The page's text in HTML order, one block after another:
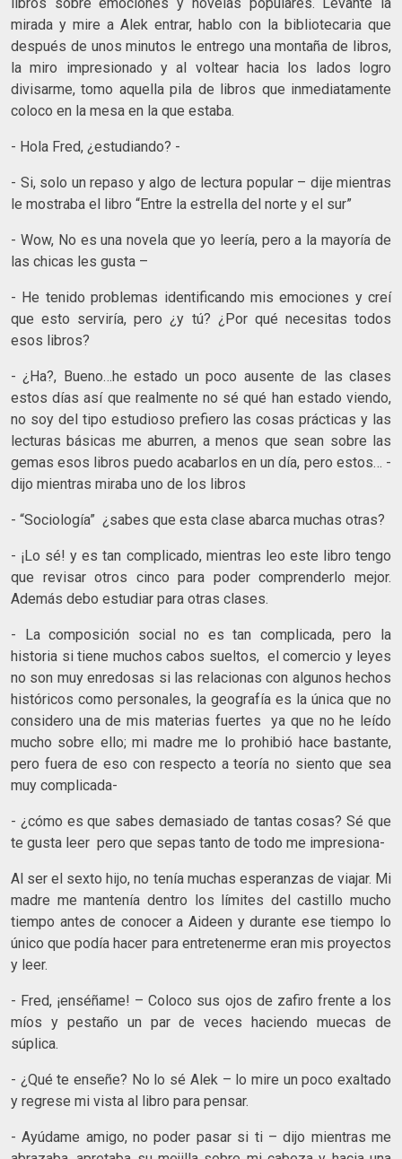
mirada y mire a Alek entrar, hablo con la bibliotecaria que
después de unos minutos le entrego una montaña de libros,
la miro impresionado y al voltear hacia los lados logro
divisarme, tomo aquella pila de libros que inmediatamente
coloco en la mesa en la que estaba.
- Hola Fred, ¿estudiando? -
- Si, solo un repaso y algo de lectura popular – dije mientras
le mostraba el libro “Entre la estrella del norte y el sur”
- Wow, No es una novela que yo leería, pero a la mayoría de
las chicas les gusta –
- He tenido problemas identificando mis emociones y creí
que esto serviría, pero ¿y tú? ¿Por qué necesitas todos
esos libros?
- ¿Ha?, Bueno…he estado un poco ausente de las clases
estos días así que realmente no sé qué han estado viendo,
no soy del tipo estudioso prefiero las cosas prácticas y las
lecturas básicas me aburren, a menos que sean sobre las
gemas esos libros puedo acabarlos en un día, pero estos… -
dijo mientras miraba uno de los libros
- “Sociología” ¿sabes que esta clase abarca muchas otras?
- ¡Lo sé! y es tan complicado, mientras leo este libro tengo
que revisar otros cinco para poder comprenderlo mejor.
Además debo estudiar para otras clases.
- La composición social no es tan complicada, pero la
historia si tiene muchos cabos sueltos, el comercio y leyes
no son muy enredosas si las relacionas con algunos hechos
históricos como personales, la geografía es la única que no
considero una de mis materias fuertes ya que no he leído
mucho sobre ello; mi madre me lo prohibió hace bastante,
pero fuera de eso con respecto a teoría no siento que sea
muy complicada-
- ¿cómo es que sabes demasiado de tantas cosas? Sé que
te gusta leer pero que sepas tanto de todo me impresiona-
Al ser el sexto hijo, no tenía muchas esperanzas de viajar. Mi
madre me mantenía dentro los límites del castillo mucho
tiempo antes de conocer a Aideen y durante ese tiempo lo
único que podía hacer para entretenerme eran mis proyectos
y leer.
- Fred, ¡enséñame! – Coloco sus ojos de zafiro frente a los
míos y pestaño un par de veces haciendo muecas de
súplica.
- ¿Qué te enseñe? No lo sé Alek – lo mire un poco exaltado
y regrese mi vista al libro para pensar.
- Ayúdame amigo, no poder pasar si ti – dijo mientras me